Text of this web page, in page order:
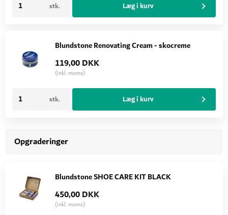
stk. Læg i kurv
Blundstone Renovating Cream - skocreme
119,00 DKK
(inkl. moms)
stk. Læg i kurv
Opgraderinger
Blundstone SHOE CARE KIT BLACK
450,00 DKK
(inkl. moms)